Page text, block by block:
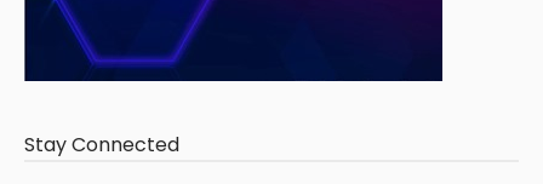
Stay Connected